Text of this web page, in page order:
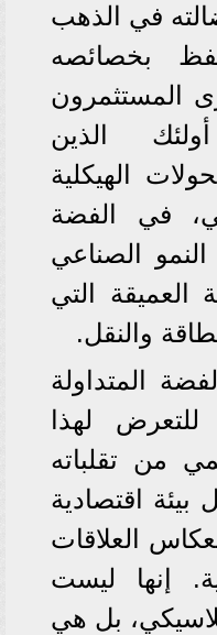
في الذهب
بخصائصه
المستثمرون
الذين
الهيكلية
في الفضة
الصناعي
العميقة التي
والنقل.
المتداولة
لهذا
من تقلباته
اقتصادية
العلاقات
إنها ليست
بل هي